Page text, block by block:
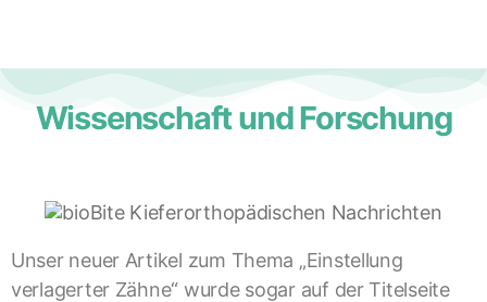
Wissenschaft und Forschung
Unser neuer Artikel zum Thema „Einstellung
verlagerter Zähne“ wurde sogar auf der Titelseite